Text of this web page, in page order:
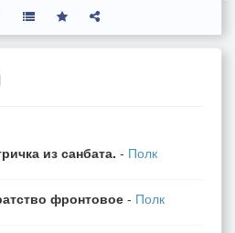
из санбата. - Полк
фронтовое - Полк